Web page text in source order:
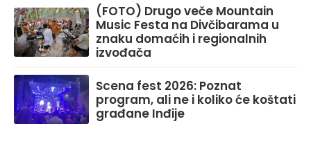
(FOTO) Drugo veče Mountain
Music Festa na Divčibarama u
znaku domaćih i regionalnih
izvođača
Scena fest 2026: Poznat
program, ali ne i koliko će koštati
građane Inđije